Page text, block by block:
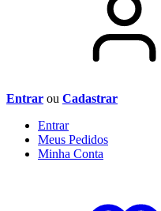
Entrar ou Cadastrar
Entrar
Meus Pedidos
Minha Conta